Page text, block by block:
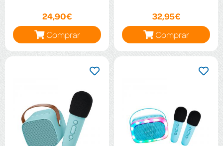
24,90€
Comprar
32,95€
Comprar